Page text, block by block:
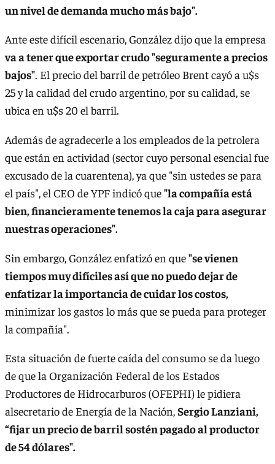
un nivel de demanda mucho más bajo".
Ante este difícil escenario, González dijo que la empresa
va a tener que exportar crudo "seguramente a precios
bajos". El precio del barril de petróleo Brent cayó a u$s
25 y la calidad del crudo argentino, por su calidad, se
ubica en u$s 20 el barril.
Además de agradecerle a los empleados de la petrolera
que están en actividad (sector cuyo personal esencial fue
excusado de la cuarentena), ya que "sin ustedes se para
el país", el CEO de YPF indicó que"la compañía está
bien, financieramente tenemos la caja para asegurar
nuestras operaciones".
Sin embargo, González enfatizó en que"se vienen
tiempos muy difíciles así que no puedo dejar de
enfatizar la importancia de cuidar los costos,
minimizar los gastos lo más que se pueda para proteger
la compañía".
Esta situación de fuerte caída del consumo se da luego
de que la Organización Federal de los Estados
Productores de Hidrocarburos (OFEPHI) le pidiera
alsecretario de Energía de la Nación,Sergio Lanziani,
“fijar un precio de barril sostén pagado al productor
de 54 dólares".